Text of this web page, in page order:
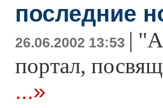
последние
26.06.2002 13:53 |
портал,
...»